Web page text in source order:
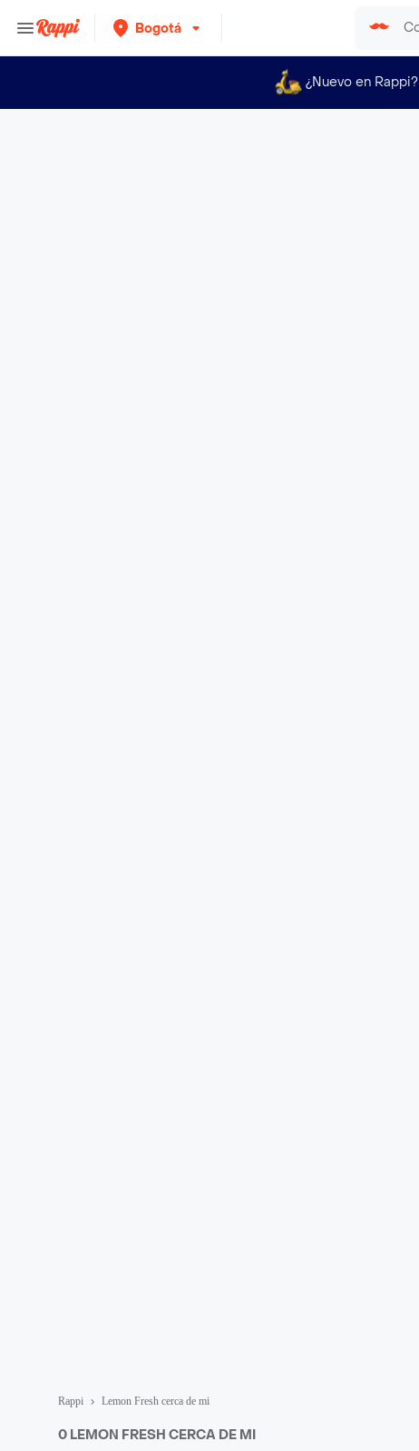
Bogotá
¿Nuevo en Rappi?
Rappi Lemon Fresh cerca de mi
0 LEMON FRESH CERCA DE MI